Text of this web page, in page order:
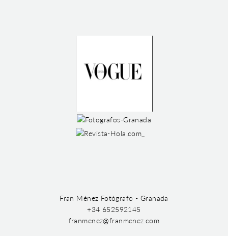
Fran Ménez Fotógrafo - Granada
+34 652592145
franmenez@franmenez.com